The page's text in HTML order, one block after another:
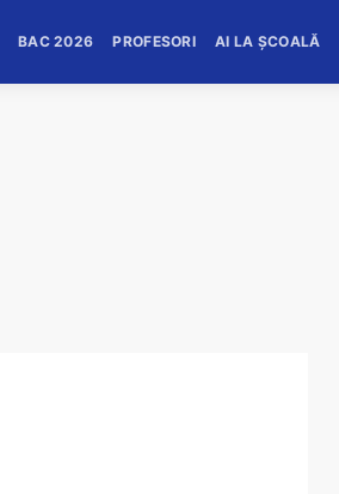
BAC 2026 PROFESORI AI LA ȘCOALĂ